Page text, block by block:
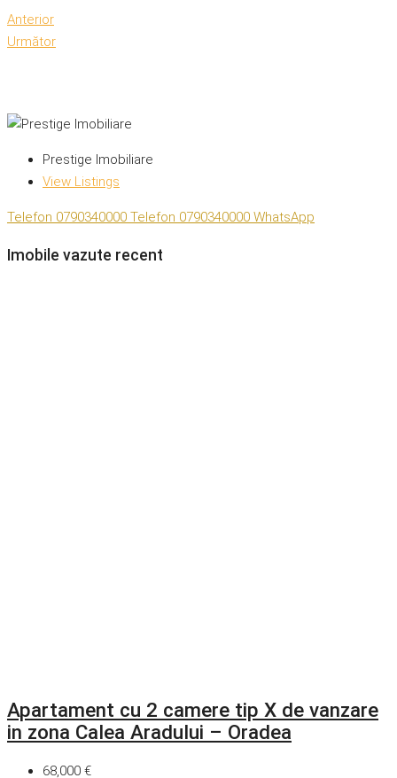
Anterior
Următor
Prestige Imobiliare
View Listings
Telefon 0790340000 Telefon 0790340000 WhatsApp
Imobile vazute recent
Apartament cu 2 camere tip X de vanzare
in zona Calea Aradului – Oradea
68,000 €